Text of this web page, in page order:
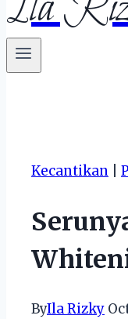
Kecantikan
ByIla Rizky